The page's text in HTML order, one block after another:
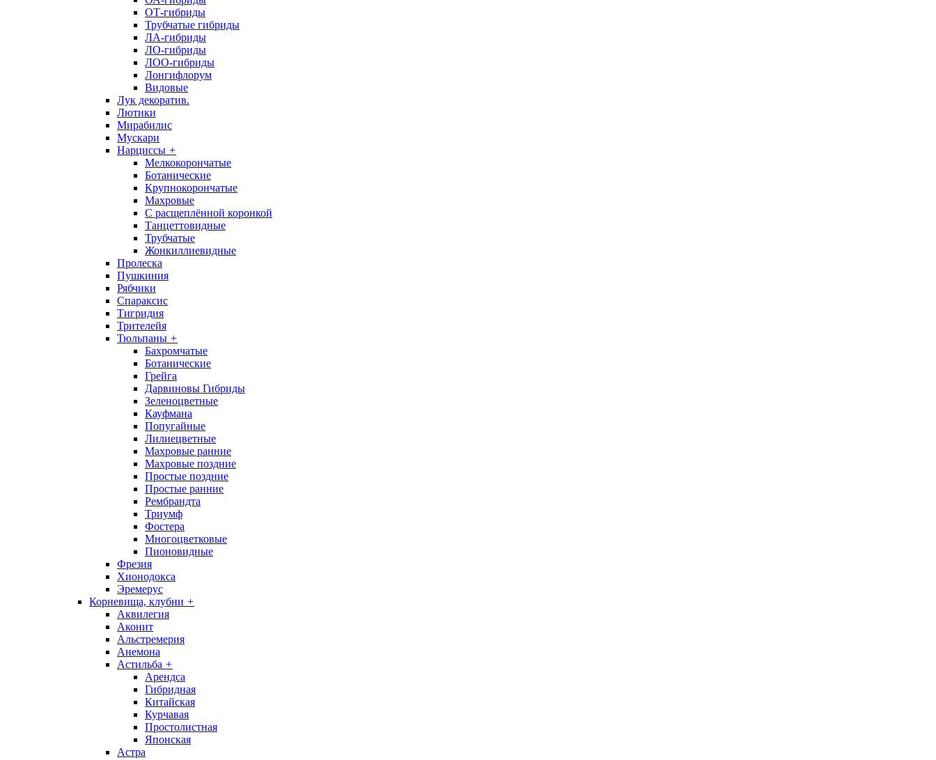
ОТ-гибриды
Трубчатые гибриды
ЛА-гибриды
ЛО-гибриды
ЛОО-гибриды
Лонгифлорум
Видовые
Лук декоратив.
Лютики
Мирабилис
Мускари
Нарциссы +
Мелкокорончатые
Ботанические
Крупнокорончатые
Махровые
С раcщеплённой коронкой
Танцеттовидные
Трубчатые
Жонкиллиевидные
Пролеска
Пушкиния
Рябчики
Спараксис
Тигридия
Трителейя
Тюльпаны +
Бахромчатые
Ботанические
Грейга
Дарвиновы Гибриды
Зеленоцветные
Кауфмана
Попугайные
Лилиецветные
Махровые ранние
Махровые поздние
Простые поздние
Простые ранние
Рембрандта
Триумф
Фостера
Многоцветковые
Пионовидные
Фрезия
Хионодокса
Эремерус
Корневища, клубни +
Аквилегия
Аконит
Альстремерия
Анемона
Астильба +
Арендса
Гибридная
Китайская
Курчавая
Простолистная
Японская
Астра